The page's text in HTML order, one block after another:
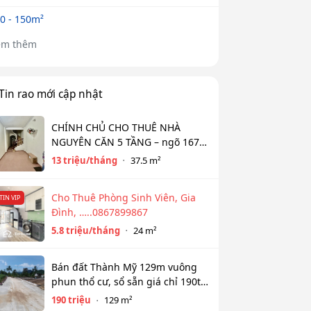
- 150m²
thêm
rao mới cập nhật
CHÍNH CHỦ CHO THUÊ NHÀ
NGUYÊN CĂN 5 TẦNG – ngõ 167
Đồng Cổ, Tây Hồ
13 triệu/tháng 37.5 m²
TIN VIP
Cho Thuê Phòng Sinh Viên, Gia
Đình, …..0867899867
5.8 triệu/tháng 24 m²
Bán đất Thành Mỹ 129m vuông
phun thổ cư, sổ sẵn giá chỉ 190tr
bao sổ
190 triệu 129 m²